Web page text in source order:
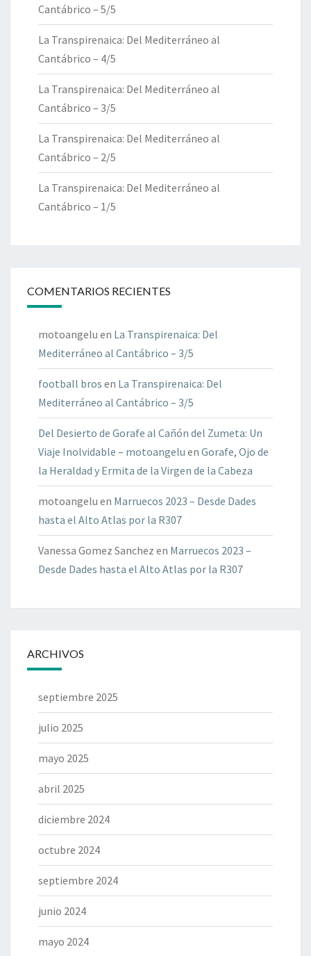
Cantábrico – 5/5
La Transpirenaica: Del Mediterráneo al
Cantábrico – 4/5
La Transpirenaica: Del Mediterráneo al
Cantábrico – 3/5
La Transpirenaica: Del Mediterráneo al
Cantábrico – 2/5
La Transpirenaica: Del Mediterráneo al
Cantábrico – 1/5
COMENTARIOS RECIENTES
motoangelu en La Transpirenaica: Del
Mediterráneo al Cantábrico – 3/5
football bros en La Transpirenaica: Del
Mediterráneo al Cantábrico – 3/5
Del Desierto de Gorafe al Cañón del Zumeta: Un
Viaje Inolvidable – motoangelu en Gorafe, Ojo de
la Heraldad y Ermita de la Virgen de la Cabeza
motoangelu en Marruecos 2023 – Desde Dades
hasta el Alto Atlas por la R307
Vanessa Gomez Sanchez en Marruecos 2023 –
Desde Dades hasta el Alto Atlas por la R307
ARCHIVOS
septiembre 2025
julio 2025
mayo 2025
abril 2025
diciembre 2024
octubre 2024
septiembre 2024
junio 2024
mayo 2024